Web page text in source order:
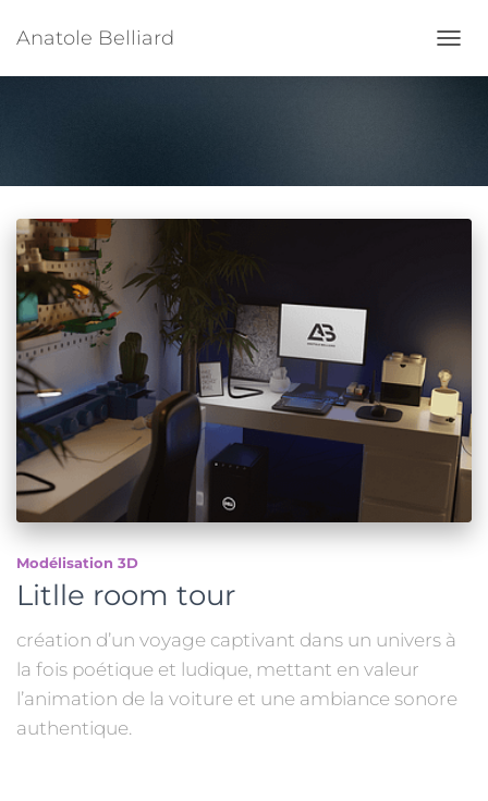
Anatole Belliard
Modélisation 3D
Litlle room tour
création d’un voyage captivant dans un univers à
la fois poétique et ludique, mettant en valeur
l’animation de la voiture et une ambiance sonore
authentique.